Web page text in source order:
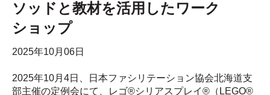
ソッドと教材を活用したワーク
ショップ
2025年10月06日
2025年10月4日、日本ファシリテーション協会北海道支
部主催の定例会にて、レゴ®シリアスプレイ®（LEGO®